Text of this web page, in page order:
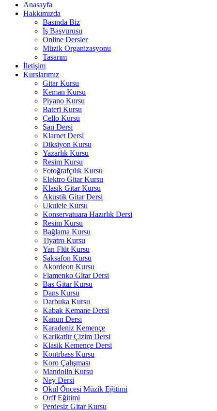
Anasayfa
Hakkımızda
Basında Biz
İş Başvurusu
Online Dersler
Müzik Organizasyonu
Tasarım
İletişim
Kurslarımız
Gitar Kursu
Keman Kursu
Piyano Kursu
Bateri Kursu
Çello Kursu
Şan Dersi
Klarnet Dersi
Diksiyon Kursu
Yazarlık Kursu
Resim Kursu
Fotoğrafçılık Kursu
Elektro Gitar Kursu
Klasik Gitar Kursu
Akustik Gitar Dersi
Ukulele Kursu
Konservatuara Hazırlık Dersi
Resim Kursu
Bağlama Kursu
Tiyatro Kursu
Yan Flüt Kursu
Saksafon Kursu
Akordeon Kursu
Flamenko Gitar Dersi
Bas Gitar Kursu
Dans Kursu
Darbuka Kursu
Kabak Kemane Dersi
Kanun Dersi
Karadeniz Kemençe
Karikatür Çizim Dersi
Klasik Kemençe Dersi
Kontrbass Kursu
Koro Çalışması
Mandolin Kursu
Ney Dersi
Okul Öncesi Müzik Eğitimi
Orff Eğitimi
Perdesiz Gitar Kursu